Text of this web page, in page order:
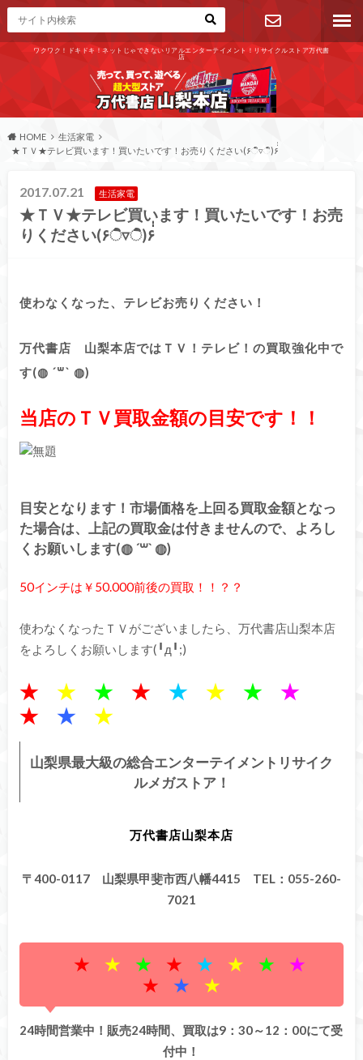
ワクワク！ドキドキ！ネットじゃできないリアルエンターテイメント！リサイクルストア万代書
店
お問い合わ
せ
HOME
生活家電
★ＴＶ★テレビ買います！買いたいです！お売りください(۶்ิ▿்ิ)۶่่
2017.07.21 生活家電
★ＴＶ★テレビ買います！買いたいです！お売
りください(۶்ิ▿்ิ)۶่่
使わなくなった、テレビお売りください！
万代書店 山梨本店ではＴＶ！テレビ！の買取強化中で
す(◍ ´꒳` ◍)
当店のＴＶ買取金額の目安です！！
目安となります！市場価格を上回る買取金額となっ
た場合は、上記の買取金は付きませんので、よろし
くお願いします(◍ ´꒳` ◍)
50インチは￥50.000前後の買取！！？？
使わなくなったＴＶがございましたら、万代書店山梨本店
をよろしくお願いします(╹д╹;)
★ ★ ★ ★ ★ ★ ★ ★
★ ★ ★
山梨県最大級の総合エンターテイメントリサイク
ルメガストア！
万代書店山梨本店
〒400-0117 山梨県甲斐市西八幡4415 TEL：055-260-
7021
★ ★ ★ ★ ★ ★ ★ ★
★★ ★
24時間営業中！販売24時間、買取は9：30～12：00にて受
付中！